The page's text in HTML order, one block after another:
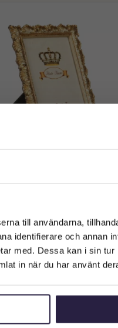
till användarna,
identifierare och annan
med. Dessa kan i sin tur
in när du har använt
ditt val längst upp